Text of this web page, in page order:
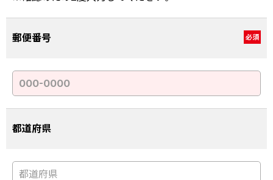
郵便番号 必須
都道府県